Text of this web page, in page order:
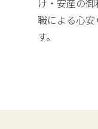
け・安産の
職による心
す。